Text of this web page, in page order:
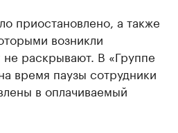
приостановлено, а также
возникли
раскрывают. В «Группе
время паузы сотрудники
в оплачиваемый